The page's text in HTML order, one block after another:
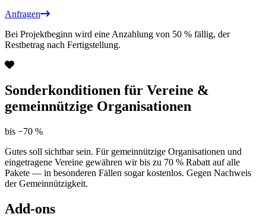
Anfragen
Bei Projektbeginn wird eine Anzahlung von 50 % fällig, der
Restbetrag nach Fertigstellung.
Sonderkonditionen für Vereine &
gemeinnützige Organisationen
bis −70 %
Gutes soll sichtbar sein. Für gemeinnützige Organisationen und
eingetragene Vereine gewähren wir bis zu 70 % Rabatt auf alle
Pakete — in besonderen Fällen sogar kostenlos. Gegen Nachweis
der Gemeinnützigkeit.
Add-ons